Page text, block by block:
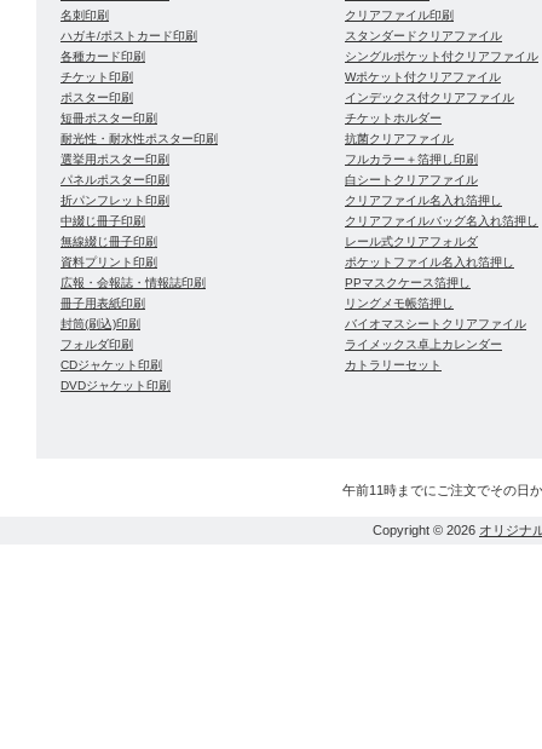
名刺印刷
ハガキ/ポストカード印刷
各種カード印刷
チケット印刷
ポスター印刷
短冊ポスター印刷
耐光性・耐水性ポスター印刷
選挙用ポスター印刷
パネルポスター印刷
折パンフレット印刷
中綴じ冊子印刷
無線綴じ冊子印刷
資料プリント印刷
広報・会報誌・情報誌印刷
冊子用表紙印刷
封筒(刷込)印刷
フォルダ印刷
CDジャケット印刷
DVDジャケット印刷
クリアファイル印刷
スタンダードクリアファイル
シングルポケット付クリアファイル
Wポケット付クリアファイル
インデックス付クリアファイル
チケットホルダー
抗菌クリアファイル
フルカラー＋箔押し印刷
白シートクリアファイル
クリアファイル名入れ箔押し
クリアファイルバッグ名入れ箔押し
レール式クリアフォルダ
ポケットファイル名入れ箔押し
PPマスクケース箔押し
リングメモ帳箔押し
バイオマスシートクリアファイル
ライメックス卓上カレンダー
カトラリーセット
午前11時までにご注文でその日
Copyright © 2026 オリジナ